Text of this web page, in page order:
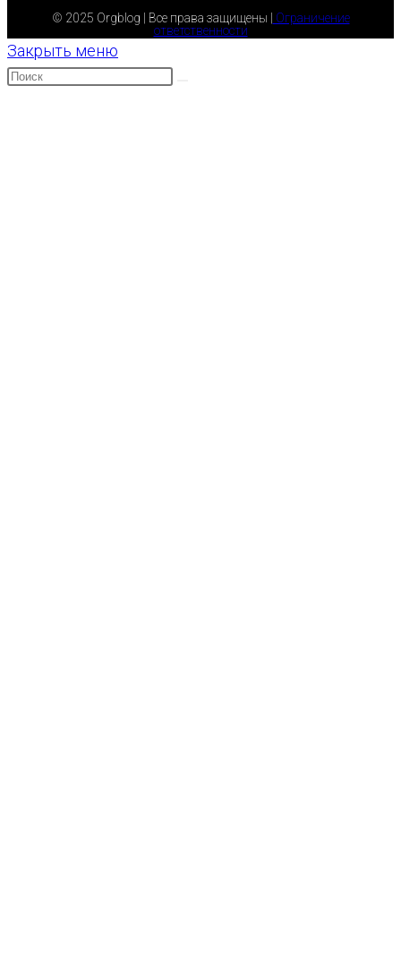
© 2025 Orgblog | Все права защищены |
Ограничение
ответственности
Закрыть меню